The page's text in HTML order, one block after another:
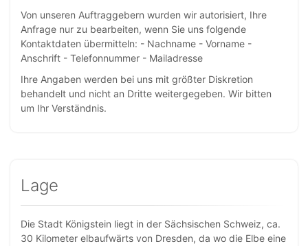
Von unseren Auftraggebern wurden wir autorisiert, Ihre
Anfrage nur zu bearbeiten, wenn Sie uns folgende
Kontaktdaten übermitteln: - Nachname - Vorname -
Anschrift - Telefonnummer - Mailadresse
Ihre Angaben werden bei uns mit größter Diskretion
behandelt und nicht an Dritte weitergegeben. Wir bitten
um Ihr Verständnis.
Lage
Die Stadt Königstein liegt in der Sächsischen Schweiz, ca.
30 Kilometer elbaufwärts von Dresden, da wo die Elbe eine